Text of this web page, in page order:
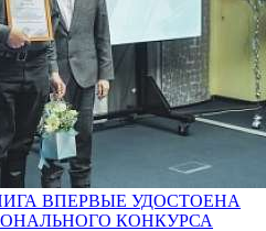
ВПЕРВЫЕ УДОСТОЕНА
КОНКУРСА